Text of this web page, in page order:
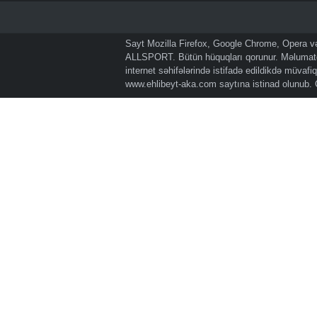
Sayt Mozilla Firefox, Google Chrome, Opera
ALLSPORT. Bütün hüquqları qorunur.
internet səhifələrində istifadə edildikdə
www.ehlibeyt-aka.com saytına istinad olunub.